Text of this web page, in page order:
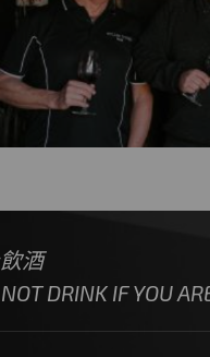
酒
DRINK IF YOU